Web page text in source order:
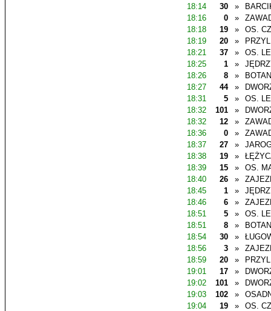
18:14
30 »
18:16
0 »
18:18
19 »
OS.
18:19
20 »
18:21
37 »
OS.
18:25
1 »
18:26
8 »
18:27
44 »
18:31
5 »
OS.
18:32
101 »
18:32
12 »
18:36
0 »
18:37
27 »
18:38
19 »
18:39
15 »
OS.
18:40
26 »
18:45
1 »
18:46
6 »
18:51
5 »
OS.
18:51
8 »
18:54
30 »
18:56
3 »
18:59
20 »
19:01
17 »
19:02
101 »
19:03
102 »
19:04
19 »
OS.